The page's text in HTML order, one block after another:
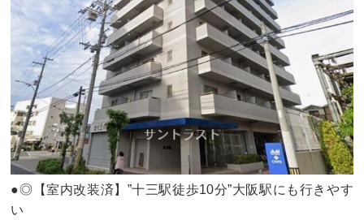
●◎【室内改装済】”十三駅徒歩10分”大阪駅にも行きやす
い